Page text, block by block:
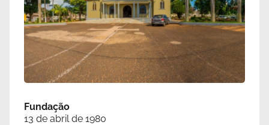
Fundação
13 de abril de 1980